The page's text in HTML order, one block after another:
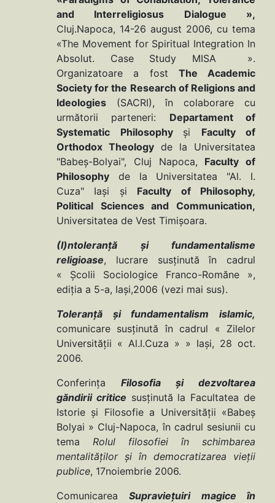
and Interreligiosus Dialogue »,
Cluj.Napoca, 14-26 august 2006, cu tema
«The Movement for Spiritual Integration In
Absolut. Case Study MISA ».
Organizatoare a fost The Academic
Society for the Research of Religions and
Ideologies (SACRI), în colaborare cu
următorii parteneri: Departament of
Systematic Philosophy şi Faculty of
Orthodox Theology de la Universitatea
"Babeş-Bolyai", Cluj Napoca, Faculty of
Philosophy de la Universitatea "Al. I.
Cuza" Iaşi şi Faculty of Philosophy,
Political Sciences and Communication,
Universitatea de Vest Timişoara.
(I)ntoleranţă şi fundamentalisme
religioase, lucrare susţinută în cadrul
« Şcolii Sociologice Franco-Romăne »,
ediţia a 5-a, Iaşi,2006 (vezi mai sus).
Toleranţă şi fundamentalism islamic,
comunicare susţinută în cadrul « Zilelor
Universităţii « Al.I.Cuza » » Iaşi, 28 oct.
2006.
Conferinţa Filosofia şi dezvoltarea
găndirii critice susţinută la Facultatea de
Istorie şi Filosofie a Universităţii «Babeş
Bolyai » Cluj-Napoca, în cadrul sesiunii cu
tema Rolul filosofiei în schimbarea
mentalităţilor şi în democratizarea vieţii
publice, 17noiembrie 2006.
ComunicareaSupravieţuiri magice în